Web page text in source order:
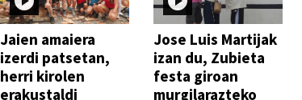
Jaien amaiera
izerdi patsetan,
herri kirolen
erakustaldi
Jose Luis Martijak
izan du, Zubieta
festa giroan
murgilarazteko